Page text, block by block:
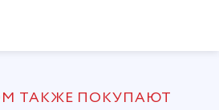
ТАКЖЕ ПОКУПАЮТ